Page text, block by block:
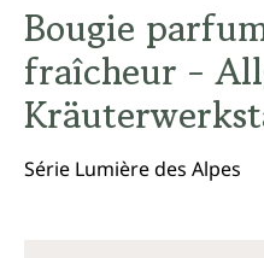
Bougie
fraîcheur -
Série Lumière des Alpes